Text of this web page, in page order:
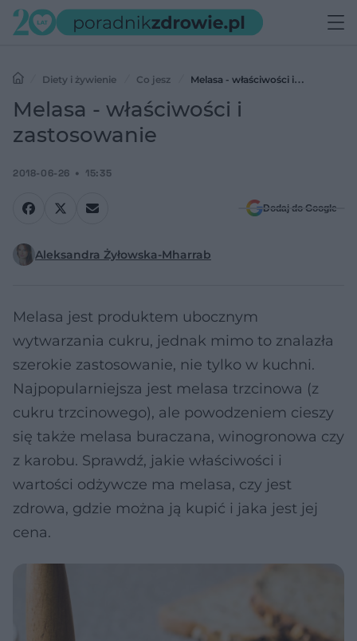
Diety i żywienie Co jesz
Melasa - właściwości i
zastosowanie
Melasa - właściwości i
zastosowanie
2018-06-26 15:35
Dodaj do Google
Aleksandra Żyłowska-Mharrab
Melasa jest produktem ubocznym
wytwarzania cukru, jednak mimo to znalazła
szerokie zastosowanie, nie tylko w kuchni.
Najpopularniejsza jest melasa trzcinowa (z
cukru trzcinowego), ale powodzeniem cieszy
się także melasa buraczana, winogronowa czy
z karobu. Sprawdź, jakie właściwości i
wartości odżywcze ma melasa, czy jest
zdrowa, gdzie można ją kupić i jaka jest jej
cena.